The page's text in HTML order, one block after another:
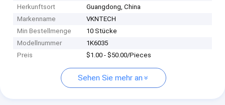
Herkunftsort
Guangdong, China
Markenname
VKNTECH
Min Bestellmenge
10 Stücke
Modellnummer
1K6035
Preis
$1.00 - $50.00/Pieces
Sehen Sie mehr an